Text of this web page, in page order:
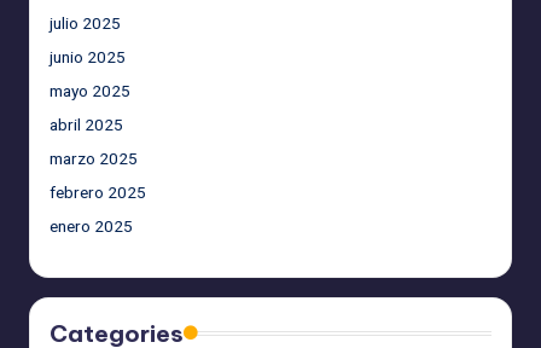
julio 2025
junio 2025
mayo 2025
abril 2025
marzo 2025
febrero 2025
enero 2025
Categories